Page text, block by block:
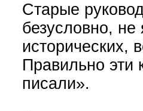
Старые
безусловно, не
исторических,
Правильно эти
писали».